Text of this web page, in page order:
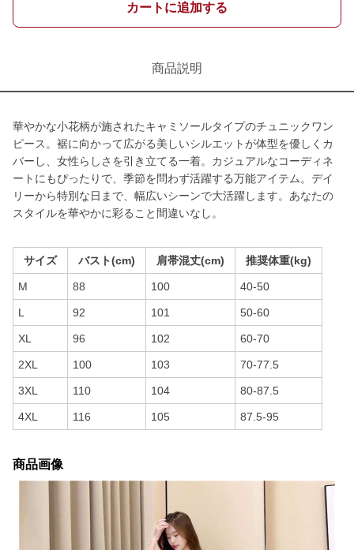
カートに追加する
商品説明
華やかな小花柄が施されたキャミソールタイプのチュニックワン
ピース。裾に向かって広がる美しいシルエットが体型を優しくカ
バーし、女性らしさを引き立てる一着。カジュアルなコーディネ
ートにもぴったりで、季節を問わず活躍する万能アイテム。デイ
リーから特別な日まで、幅広いシーンで大活躍します。あなたの
スタイルを華やかに彩ること間違いなし。
サイズ バスト(cm) 肩帯混丈(cm) 推奨体重(kg)
M 88 100 40-50
L 92 101 50-60
XL 96 102 60-70
2XL 100 103 70-77.5
3XL 110 104 80-87.5
4XL 116 105 87.5-95
商品画像